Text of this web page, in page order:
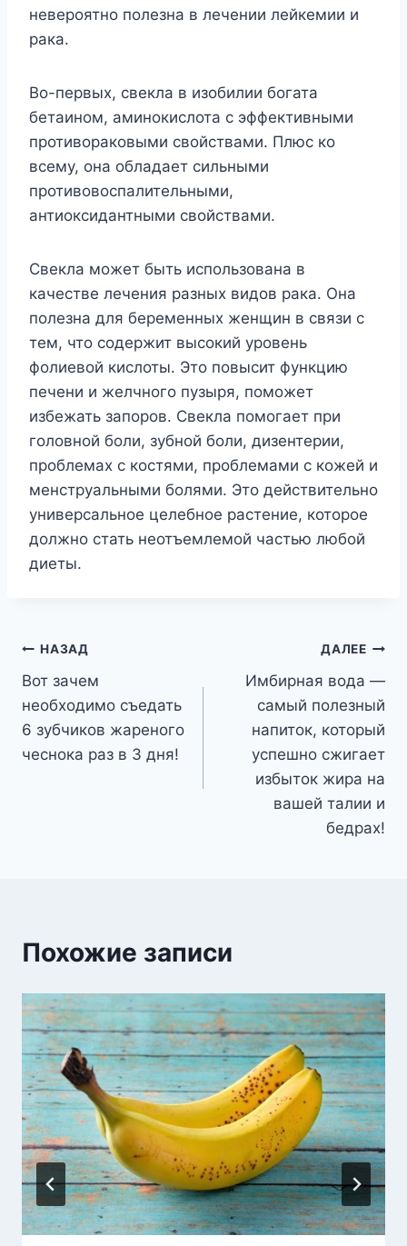
невероятно полезна в лечении лейкемии и
рака.
Во-первых, свекла в изобилии богата
бетаином, аминокислота с эффективными
противораковыми свойствами. Плюс ко
всему, она обладает сильными
противовоспалительными,
антиоксидантными свойствами.
Свекла может быть использована в
качестве лечения разных видов рака. Она
полезна для беременных женщин в связи с
тем, что содержит высокий уровень
фолиевой кислоты. Это повысит функцию
печени и желчного пузыря, поможет
избежать запоров. Свекла помогает при
головной боли, зубной боли, дизентерии,
проблемах с костями, проблемами с кожей и
менструальными болями. Это действительно
универсальное целебное растение, которое
должно стать неотъемлемой частью любой
диеты.
Навигация
по
записям
НАЗАД
Вот зачем
необходимо съедать
6 зубчиков жареного
чеснока раз в 3 дня!
ДАЛЕЕ
Имбирная вода —
самый полезный
напиток, который
успешно сжигает
избыток жира на
вашей талии и
бедрах!
Похожие записи